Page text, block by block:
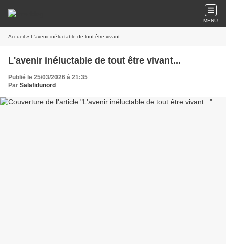
MENU
Accueil » L'avenir inéluctable de tout être vivant...
L'avenir inéluctable de tout être vivant...
Publié le 25/03/2026 à 21:35
Par Salafidunord